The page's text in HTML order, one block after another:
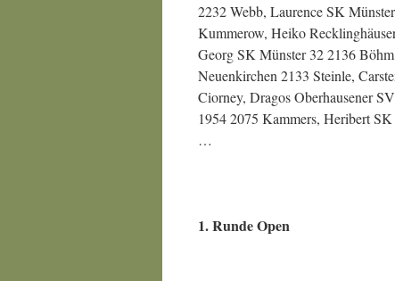
2232 Webb, Laurence SK
Kummerow, Heiko
Georg SK Münster 32 2136
Neuenkirchen 2133 Steinle,
Ciorney, Dragos Oberhausener
1954 2075 Kammers, Heribert
…
1. Runde Open